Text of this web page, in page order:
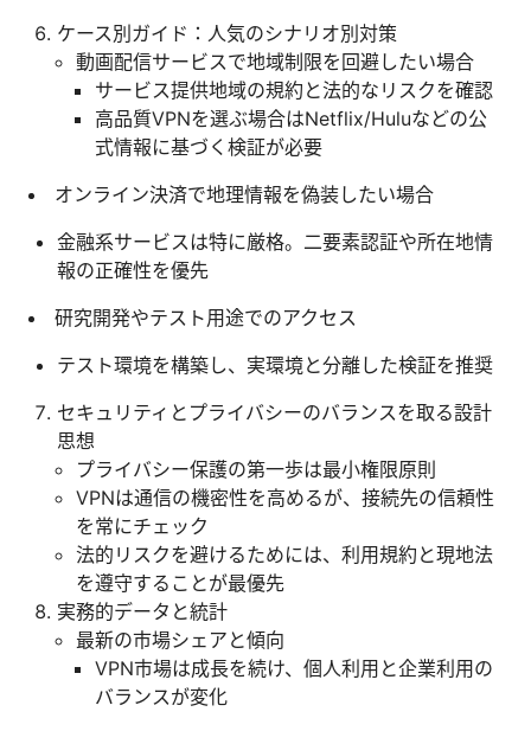
ケース別ガイド：人気のシナリオ別対策
動画配信サービスで地域制限を回避したい場合
サービス提供地域の規約と法的なリスクを確認
高品質VPNを選ぶ場合はNetflix/Huluなどの公
式情報に基づく検証が必要
オンライン決済で地理情報を偽装したい場合
金融系サービスは特に厳格。二要素認証や所在地情
報の正確性を優先
研究開発やテスト用途でのアクセス
テスト環境を構築し、実環境と分離した検証を推奨
セキュリティとプライバシーのバランスを取る設計
思想
プライバシー保護の第一歩は最小権限原則
VPNは通信の機密性を高めるが、接続先の信頼性
を常にチェック
法的リスクを避けるためには、利用規約と現地法
を遵守することが最優先
実務的データと統計
最新の市場シェアと傾向
VPN市場は成長を続け、個人利用と企業利用の
バランスが変化